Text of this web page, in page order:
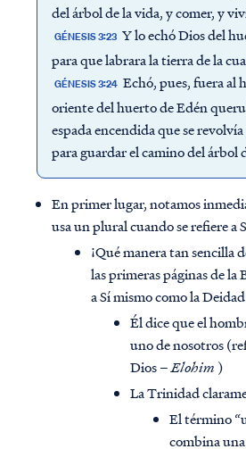
del árbol de la vida, y comer, y
GÉNESIS 3:23 Y lo echó Dios del
para que labrara la tierra de la
GÉNESIS 3:24 Echó, pues, fuera al
oriente del huerto de Edén
espada encendida que se
para guardar el camino del árbol
En primer lugar, notamos
usa un plural cuando se refiere a
¡Qué manera tan sencilla
las primeras páginas de la
a Sí mismo como la
Él dice que el
uno de nosotros
Dios –Elohim )
La Trinidad
El término
combina